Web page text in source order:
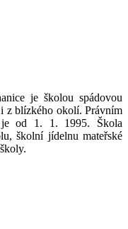
je školou spádovou
z blízkého okolí. Právním
je od 1. 1. 1995. Škola
školní jídelnu mateřské